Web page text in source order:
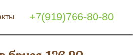
+7(919)766-80-80